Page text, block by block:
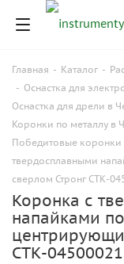
Главная - Каталог -
- Оснастка для
Оснастка для дрели в
Коронки по металлу в
Победитовые коронки
твердосплавными
сверлом Стронг СTК-
Коронка с
напайками
СTК-04500021